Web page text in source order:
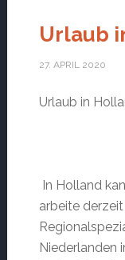
Urlaub
27. APRIL 2020
Urlaub in
In Holland
arbeite
Niederlanden